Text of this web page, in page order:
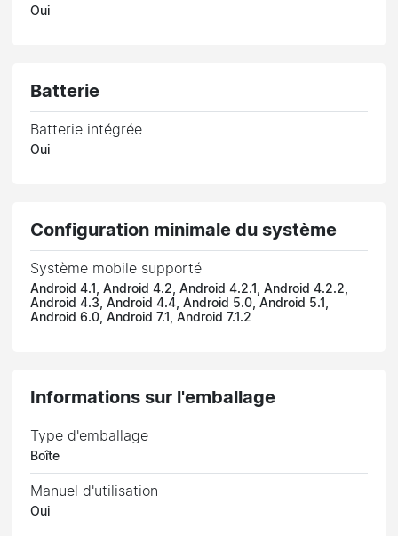
Oui
Batterie
Batterie intégrée
Oui
Configuration minimale du système
Système mobile supporté
Android 4.1, Android 4.2, Android 4.2.1, Android 4.2.2,
Android 4.3, Android 4.4, Android 5.0, Android 5.1,
Android 6.0, Android 7.1, Android 7.1.2
Informations sur l'emballage
Type d'emballage
Boîte
Manuel d'utilisation
Oui